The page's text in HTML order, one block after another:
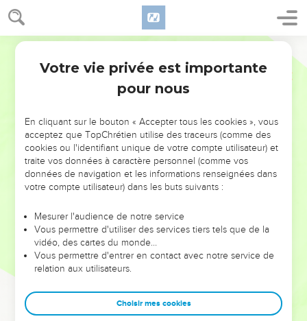
NE MANQUEZ PAS L’ÉVÉNEMENT
DE L’ANNÉE !
ET SI LEURS ERREURS POUVAIENT VOUS ÉVITER LES
VOTRES ?
leur foi ou leur vision. Mais on voit moins les doutes, les erreurs
et les saisons difficiles qu'ils ont traversés, alors même que ce
sont elles qui les ont façonnés.
Dans cette conférence, leaders, entrepreneurs, et responsables
clés pour avancer avec plus de sagesse afin que leurs erreurs
deviennent vos tremplins. Que vous guidiez un ministère, une
Votre vie privée est importante
pour nous
En cliquant sur le bouton « Accepter tous les cookies », vous
acceptez que TopChrétien utilise des traceurs (comme des
cookies ou l'identifiant unique de votre compte utilisateur) et
traite vos données à caractère personnel (comme vos
données de navigation et les informations renseignées dans
votre compte utilisateur) dans les buts suivants :
Mesurer l'audience de notre service
Vous permettre d'utiliser des services tiers tels que de la
vidéo, des cartes du monde…
Vous permettre d'entrer en contact avec notre service de
relation aux utilisateurs.
Choisir mes cookies